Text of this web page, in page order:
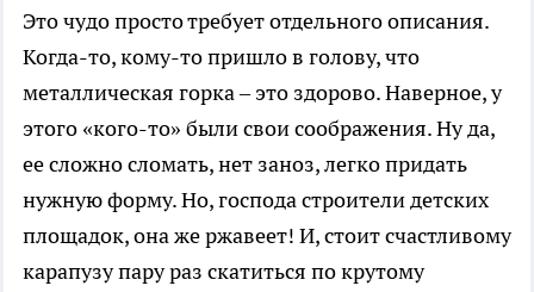
Это чудо просто требует отдельного описания.
Когда-то, кому-то пришло в голову, что
металлическая горка – это здорово. Наверное, у
этого «кого-то» были свои соображения. Ну да,
ее сложно сломать, нет заноз, легко придать
нужную форму. Но, господа строители детских
площадок, она же ржавеет! И, стоит счастливому
карапузу пару раз скатиться по крутому